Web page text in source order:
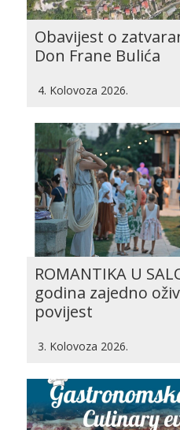
Obavijest o
Don Frane Bulića
4. Kolovoza 2026.
ROMANTIKA U
godina zajedno
povijest
3. Kolovoza 2026.